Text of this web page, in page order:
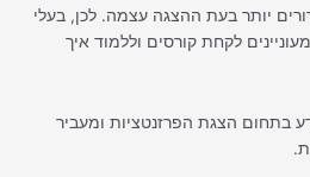
יותר בעת ההצגה עצמה. לכן, בעלי
לקחת קורסים וללמוד איך
בתחום הצגת הפרזנטציות ומעביר